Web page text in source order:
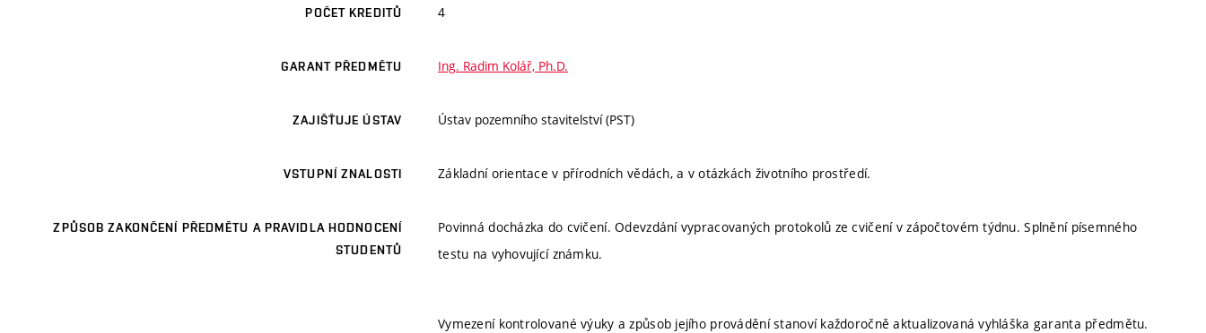
POČET KREDITŮ 4
GARANT PŘEDMĚTU Ing. Radim Kolář, Ph.D.
ZAJIŠŤUJE ÚSTAV Ústav pozemního stavitelství (PST)
VSTUPNÍ ZNALOSTI Základní orientace v přírodních vědách, a v otázkách životního prostředí.
ZPŮSOB ZAKONČENÍ PŘEDMĚTU A PRAVIDLA HODNOCENÍ
STUDENTŮ
Povinná docházka do cvičení. Odevzdání vypracovaných protokolů ze cvičení v zápočtovém týdnu. Splnění písemného
testu na vyhovující známku.
Vymezení kontrolované výuky a způsob jejího provádění stanoví každoročně aktualizovaná vyhláška garanta předmětu.